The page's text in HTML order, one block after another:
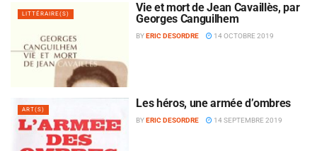
LITTÉRAIRE(S)
Vie et mort de Jean Cavaillès, par
Georges Canguilhem
BYERIC DESORDRE 14 OCTOBRE 2019
ART(S) Les héros, une armée d’ombres
BYERIC DESORDRE 14 SEPTEMBRE 2019